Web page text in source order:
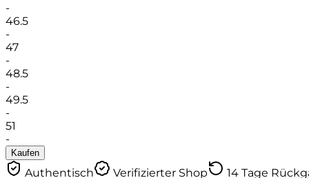
-
46.5
-
47
-
48.5
-
49.5
-
51
-
Kaufen
Authentisch Verifizierter Shop 14 Tage